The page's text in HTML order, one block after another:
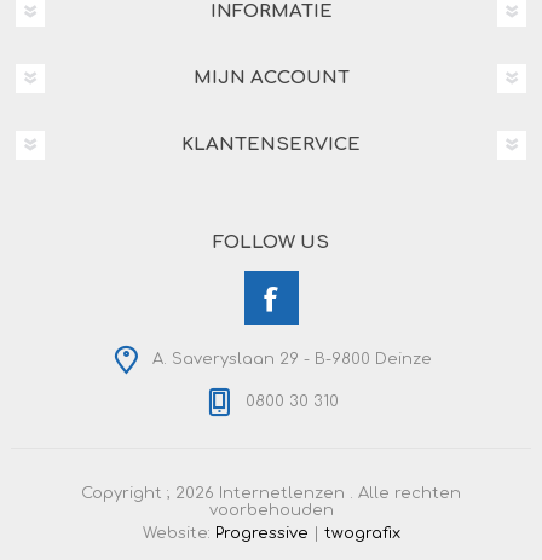
INFORMATIE
MIJN ACCOUNT
KLANTENSERVICE
FOLLOW US
A. Saveryslaan 29 - B-9800 Deinze
0800 30 310
Copyright ; 2026 Internetlenzen . Alle rechten
voorbehouden
Website: Progressive twografix